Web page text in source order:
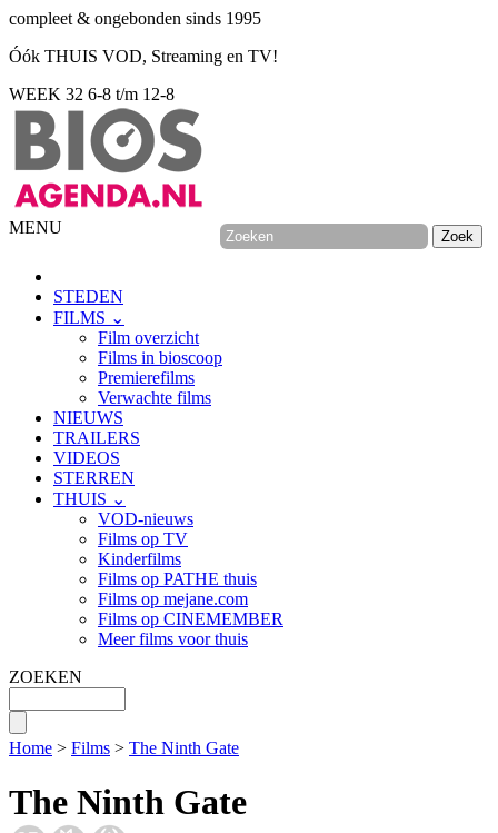
compleet & ongebonden sinds 1995
Óók THUIS VOD, Streaming en TV!
WEEK 32 6-8 t/m 12-8
MENU
STEDEN
FILMS ⌄
Film overzicht
Films in bioscoop
Premierefilms
Verwachte films
NIEUWS
TRAILERS
VIDEOS
STERREN
THUIS ⌄
VOD-nieuws
Films op TV
Kinderfilms
Films op PATHE thuis
Films op mejane.com
Films op CINEMEMBER
Meer films voor thuis
ZOEKEN
Home > Films > The Ninth Gate
The Ninth Gate